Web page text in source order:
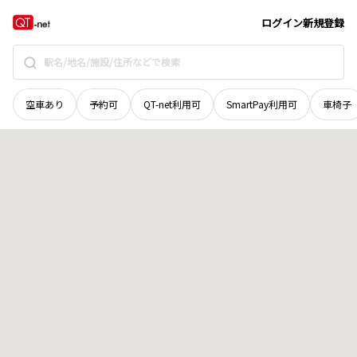
ログイン新規登録
空車あり 予約可 QT-net利用可 SmartPay利用可 車椅子
石川県